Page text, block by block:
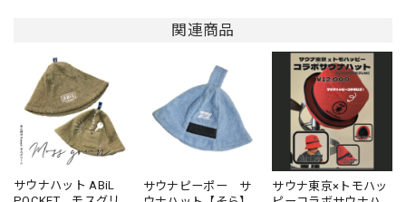
関連商品
サウナハット ABiL
サウナピーポー サ
サウナ東京×トモハッ